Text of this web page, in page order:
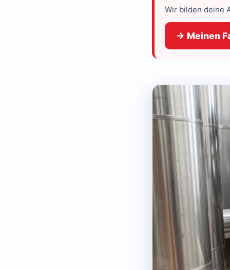
Wir bilden deine
→ Meinen